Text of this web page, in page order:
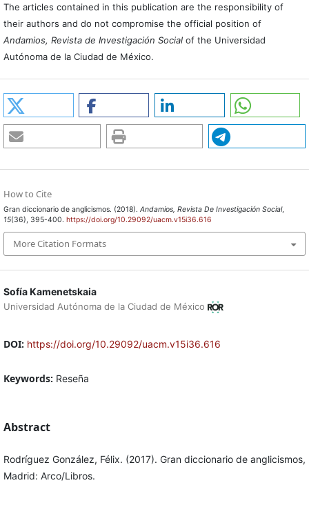
Sofía Kamenetskaia
Universidad Autónoma de la Ciudad de México
DOI: https://doi.org/10.29092/uacm.v15i36.616
Keywords: Reseña
Abstract
Rodríguez González, Félix. (2017). Gran diccionario de anglicismos,
Madrid: Arco/Libros.
The articles contained in this publication are the responsibility of
their authors and do not compromise the official position of
Andamios, Revista de Investigación Social of the Universidad
Autónoma de la Ciudad de México.
How to Cite
Gran diccionario de anglicismos. (2018). Andamios, Revista De Investigación Social,
15(36), 395-400. https://doi.org/10.29092/uacm.v15i36.616
More Citation Formats